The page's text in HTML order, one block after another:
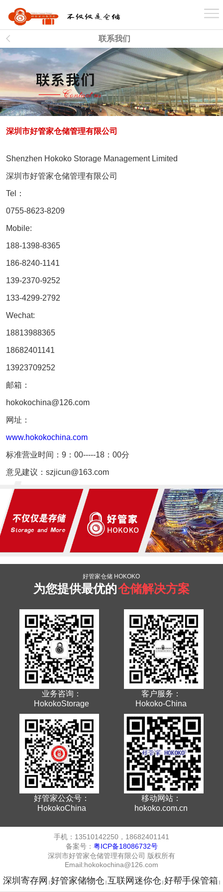
联系我们
深圳市好管家仓储管理有限公司
Shenzhen Hokoko Storage Management Limited
深圳市好管家仓储管理有限公司
Tel：
0755-8623-8209
Mobile:
188-1398-8365
186-8240-1141
139-2370-9252
133-4299-2792
Wechat:
18813988365
18682401141
13923709252
邮箱：
hokokochina@126.com
网址：
www.hokokochina.com
标准营业时间：9：00-----18：00分
意见建议：szjicun@163.com
好管家仓储 HOKOKO
为您提供最优的仓储解决方案
业务咨询：
HokokoStorage
客户服务：
Hokoko-China
好管家公众号：
HokokoChina
移动网站：
hokoko.com.cn
手机：13510142250，18682401141
备案号： 粤ICP备18086732号
深圳市好管家仓储管理有限公司 版权所有
Email:hokokochina@126.com
深圳寄存网 | 好管家储物仓 | 互联网迷你仓 | 好帮手保管箱 |
关于我们
业务介绍